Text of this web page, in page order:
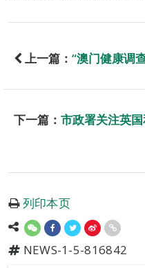
上一篇： “澳门健康调
下一篇： 市政署关注英
列印本页
NEWS-1-5-816842